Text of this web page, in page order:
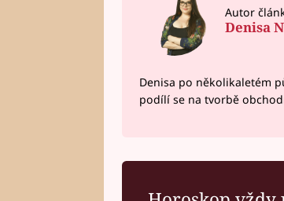
Autor
Denisa
Denisa po několikaletém
podílí se na tvorbě